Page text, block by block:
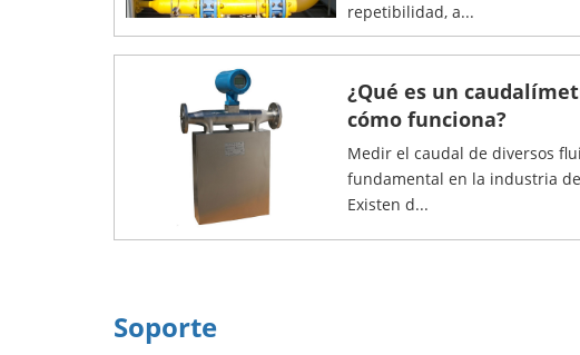
repetibilidad, a...
¿Qué es un
cómo funciona?
Medir el caudal de diversos
fundamental en la industria
Existen d...
Soporte